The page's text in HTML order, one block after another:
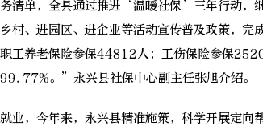
单，全县通过推进‘温暖社保’三年行动，继
村、进园区、进企业等活动宣传普及政策，
工养老保险参保44812人；工伤保险参保
。”永兴县社保中心副主任张旭介绍。
，今年来，永兴县精准施策，科学开展定向